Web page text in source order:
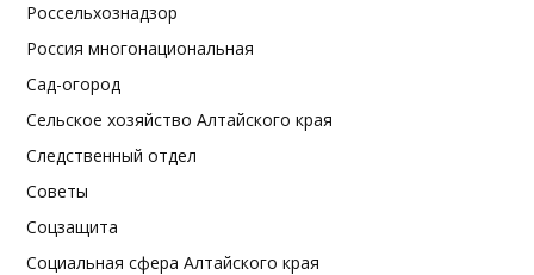
Россельхознадзор
Россия многонациональная
Сад-огород
Сельское хозяйство Алтайского края
Следственный отдел
Советы
Соцзащита
Социальная сфера Алтайского края